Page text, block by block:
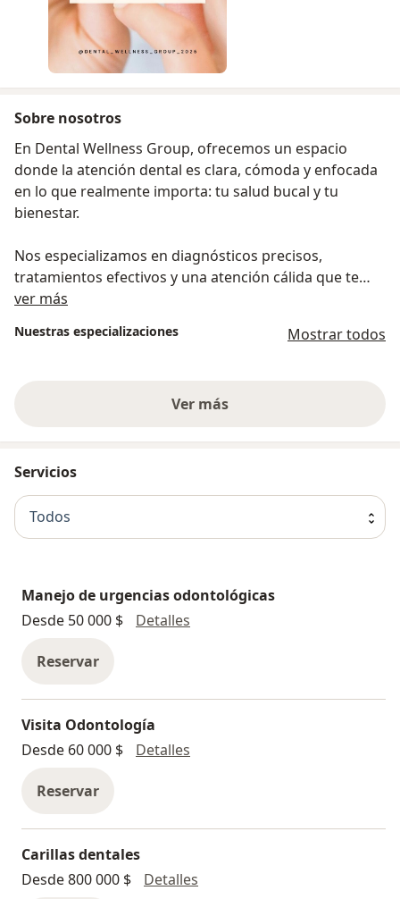
Sobre nosotros
En Dental Wellness Group, ofrecemos un espacio
donde la atención dental es clara, cómoda y enfocada
en lo que realmente importa: tu salud bucal y tu
bienestar.
Nos especializamos en diagnósticos precisos,
tratamientos efectivos y una atención cálida que te
hará sentir en confianza desde el primer momento.
que tu experiencia sea lo más agradable posible.
ver más
Nuestras especializaciones Mostrar todos
Ver más
Servicios
Todos
Manejo de urgencias odontológicas
Desde 50 000 $
Detalles
Reservar
Visita Odontología
Desde 60 000 $
Detalles
Reservar
Carillas dentales
Desde 800 000 $
Detalles